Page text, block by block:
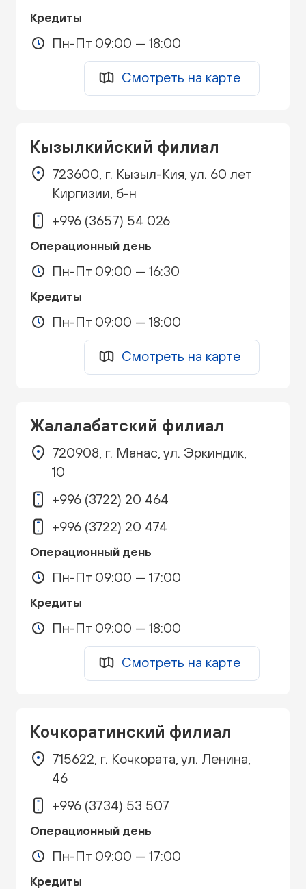
Кредиты
Пн-Пт 09:00 — 18:00
Смотреть на карте
Кызылкийский филиал
723600, г. Кызыл-Кия, ул. 60 лет
Киргизии, б-н
+996 (3657) 54 026
Операционный день
Пн-Пт 09:00 — 16:30
Кредиты
Пн-Пт 09:00 — 18:00
Смотреть на карте
Жалалабатский филиал
720908, г. Манас, ул. Эркиндик,
10
+996 (3722) 20 464
+996 (3722) 20 474
Операционный день
Пн-Пт 09:00 — 17:00
Кредиты
Пн-Пт 09:00 — 18:00
Смотреть на карте
Кочкоратинский филиал
715622, г. Кочкората, ул. Ленина,
46
+996 (3734) 53 507
Операционный день
Пн-Пт 09:00 — 17:00
Кредиты